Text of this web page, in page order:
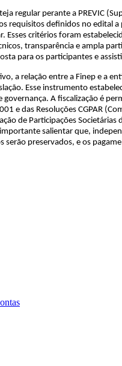
regular perante a PREVIC
requisitos definidos no edital a
Esses critérios foram
transparência e ampla
para os participantes e
a relação entre a Finep e a
Esse instrumento
A fiscalização é
e das Resoluções CGPAR
de Participações
salientar que,
serão preservados, e os